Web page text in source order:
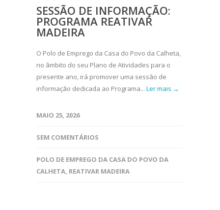
SESSÃO DE INFORMAÇÃO:
PROGRAMA REATIVAR
MADEIRA
O Polo de Emprego da Casa do Povo da Calheta,
no âmbito do seu Plano de Atividades para o
presente ano, irá promover uma sessão de
informação dedicada ao Programa... Ler mais →
MAIO 25, 2026
SEM COMENTÁRIOS
POLO DE EMPREGO DA CASA DO POVO DA
CALHETA, REATIVAR MADEIRA